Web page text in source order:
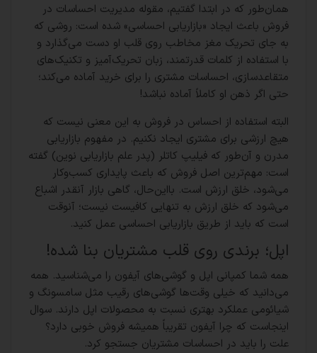
همان‌طور که در ابتدا گفتیم، مقوله مدیریت احساسات در
فروش باعث ایجاد «بازاریابی احساسی» شده است: روشی که
به جای تحریک مغز مخاطب روی قلب او دست می‌گذارد و
با استفاده از کلمات قدرتمند، زبان تحریک‌آمیز و تکنیک‌های
متقاعدسازی، احساسات مشتری را برای خرید آماده می‌کند؛
حتی اگر ذهن او کاملاً آماده نباشد!
البته استفاده از احساس در فروش به این معنی نیست که
هیچ ارزشی برای مشتری ایجاد نکنیم. در مفهوم بازاریابی
مدرن و آن‌طور که فیلیپ کاتلر (پدر علم بازاریابی نوین) گفته
است: مهم‌ترین اصل فروش که باعث پایداری کسب‌وکار
می‌شود، خلق ارزش است. بااین‌حال، گاهی بازار آنقدر اشباع
می‌شود که خلق ارزش به تنهایی کافیست نیست؛ آنوقت
است که باید از طریق بازاریابی احساسی عمل کنید.
اپل؛ برندی روی قلب مشتریان بنا شده!
همه شما کمپانی اپل و گوشی‌های آیفون را می‌شناسید. همه
می‌دانید که خیلی وقت‌ها گوشی‌های رقیب مثل سامسونگ و
شیائومی عملکرد بهتری نسبت به محصولات اپل دارند. سوال
اینجاست که چرا آیفون تقریباً همیشه فروش خوبی دارد؟
علت را باید در احساسات مشتریان جستجو کرد.